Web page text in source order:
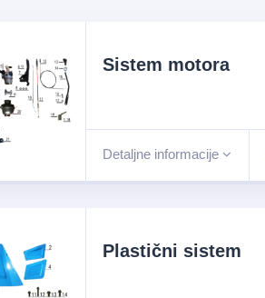
Sistem motora
Detaljne informacije
Plastični sistem